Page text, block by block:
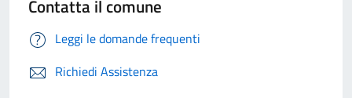
Contatta il comune
Leggi le domande frequenti
Richiedi Assistenza